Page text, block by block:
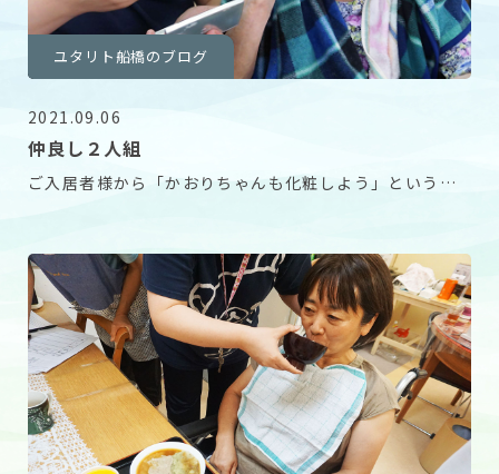
ユタリト船橋のブログ
2021.09.06
仲良し２人組
ご入居者様から「かおりちゃんも化粧しよう」というお